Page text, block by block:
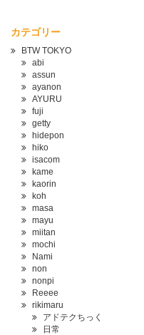
カテゴリー
BTW TOKYO
abi
assun
ayanon
AYURU
fuji
getty
hidepon
hiko
isacom
kame
kaorin
koh
masa
mayu
miitan
mochi
Nami
non
nonpi
Reeee
rikimaru
アドテクちっく
日常